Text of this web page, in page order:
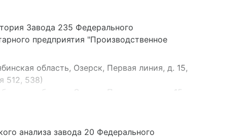
обл, Озерск г, Седьмая линия ул, 5
обл, Саратовский р-н, Расковское
Завода 235 Федерального
предприятия "Производственное
область, Озерск, Первая линия, д. 15,
512, 538)
область, Озерск, Первая линия, д.15,
область, Озерск, Первая линия, д.15,
анализа завода 20 Федерального